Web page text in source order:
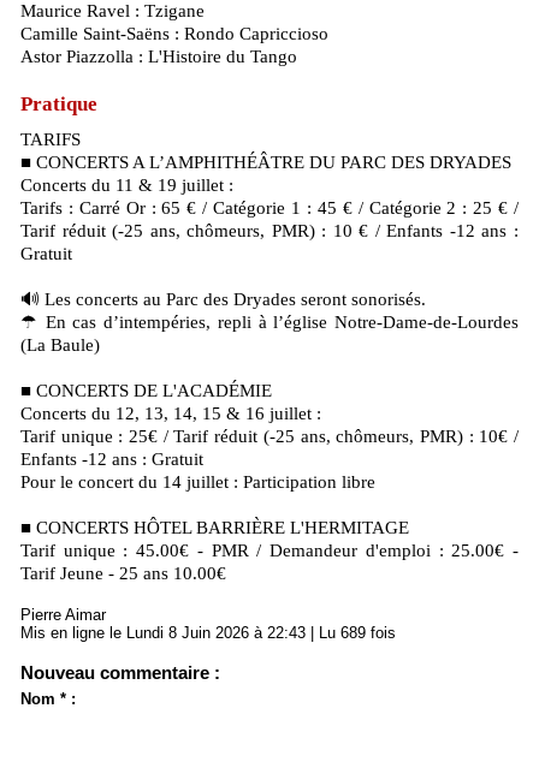
Maurice Ravel : Tzigane
Camille Saint-Saëns : Rondo Capriccioso
Astor Piazzolla : L'Histoire du Tango
Pratique
TARIFS
■ CONCERTS A L’AMPHITHÉÂTRE DU PARC DES DRYADES
Concerts du 11 & 19 juillet :
Tarifs : Carré Or : 65 € / Catégorie 1 : 45 € / Catégorie 2 : 25 € /
Tarif réduit (-25 ans, chômeurs, PMR) : 10 € / Enfants -12 ans :
Gratuit
🔊 Les concerts au Parc des Dryades seront sonorisés.
☂ En cas d’intempéries, repli à l’église Notre-Dame-de-Lourdes
(La Baule)
■ CONCERTS DE L'ACADÉMIE
Concerts du 12, 13, 14, 15 & 16 juillet :
Tarif unique : 25€ / Tarif réduit (-25 ans, chômeurs, PMR) : 10€ /
Enfants -12 ans : Gratuit
Pour le concert du 14 juillet : Participation libre
■ CONCERTS HÔTEL BARRIÈRE L'HERMITAGE
Tarif unique : 45.00€ - PMR / Demandeur d'emploi : 25.00€ -
Tarif Jeune - 25 ans 10.00€
Pierre Aimar
Mis en ligne le Lundi 8 Juin 2026 à 22:43 | Lu 689 fois
Nouveau commentaire :
Nom * :